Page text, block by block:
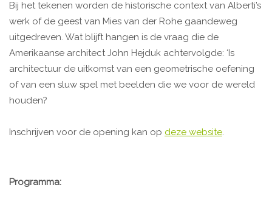
Bij het tekenen worden de historische context van Alberti’s
werk of de geest van Mies van der Rohe gaandeweg
uitgedreven. Wat blijft hangen is de vraag die de
Amerikaanse architect John Hejduk achtervolgde: ‘Is
architectuur de uitkomst van een geometrische oefening
of van een sluw spel met beelden die we voor de wereld
houden?
Inschrijven voor de opening kan op deze website.
Programma: